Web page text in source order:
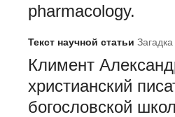
pharmacology.
Текст научной статьи
Климент
христианский
богословской